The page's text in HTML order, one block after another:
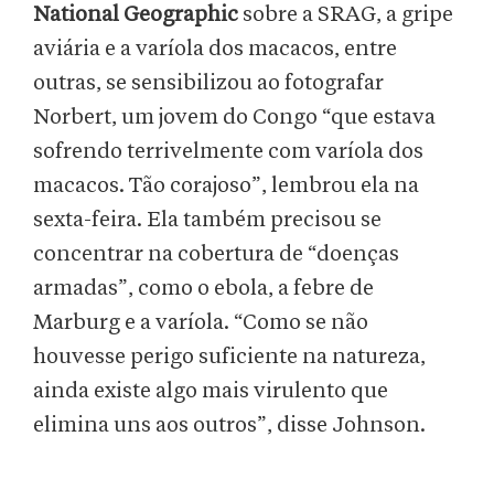
National Geographic sobre a SRAG, a gripe
aviária e a varíola dos macacos, entre
outras, se sensibilizou ao fotografar
Norbert, um jovem do Congo “que estava
sofrendo terrivelmente com varíola dos
macacos. Tão corajoso”, lembrou ela na
sexta-feira. Ela também precisou se
concentrar na cobertura de “doenças
armadas”, como o ebola, a febre de
Marburg e a varíola. “Como se não
houvesse perigo suficiente na natureza,
ainda existe algo mais virulento que
elimina uns aos outros”, disse Johnson.